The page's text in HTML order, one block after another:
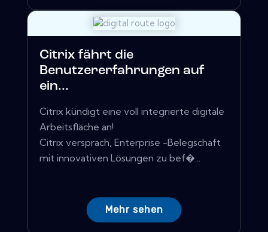
Citrix fährt die
Benutzererfahrungen auf
ein...
Citrix kündigt eine voll integrierte digitale
Arbeitsfläche an!
Citrix versprach, Enterprise -Belegschaft
mit innovativen Lösungen zu bef�...
Mehr sehen